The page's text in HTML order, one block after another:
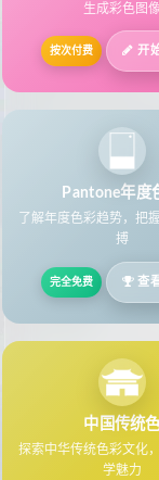
生成彩色图像
按次付费 开
Pantone年度
了解年度色彩趋势，把
搏
完全免费 查
中国传统
探索中华传统色彩文化
学魅力